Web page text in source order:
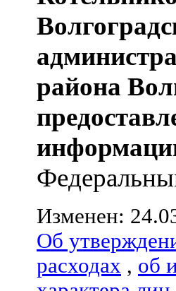
района
Изменен:
Об
расходах , об